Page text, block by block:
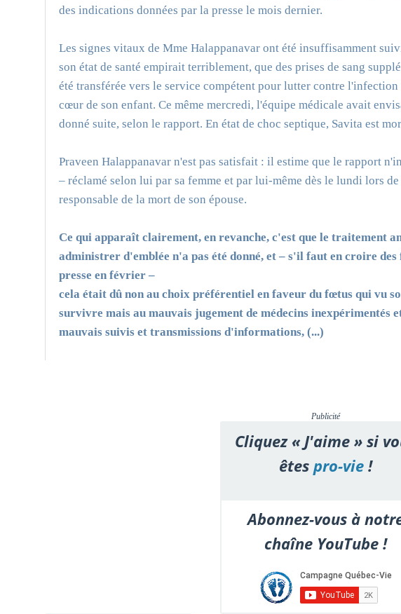
des indications données par la presse le mois dernier.
Les signes vitaux de Mme Halappanavar ont été insuffisamment
son état de santé empirait terriblement, que des prises de sang
été transférée vers le service compétent pour lutter contre l'infection
cœur de son enfant. Ce même mercredi, l'équipe médicale avait
donné suite, selon le rapport. En état de choc septique, Savita est
Praveen Halappanavar n'est pas satisfait : il estime que le rapport
– réclamé selon lui par sa femme et par lui-même dès le lundi lors
responsable de la mort de son épouse.
Ce qui apparaît clairement, en revanche, c'est que le traitement
administrer d'emblée n'a pas été donné, et – s'il faut en croire
presse en février –
cela était dû non au choix préférentiel en faveur du fœtus qui vu
survivre mais au mauvais jugement de médecins inexpérimentés
mauvais suivis et transmissions d'informations, (...)
Publicité
Cliquez « J'aime » si
êtespro-vie!
Abonnez-vous à
chaîne YouTube !